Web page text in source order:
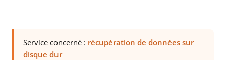
Service concerné : récupération de données sur
disque dur